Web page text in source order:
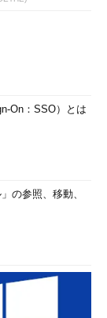
On：SSO）とは
の参照、移動、